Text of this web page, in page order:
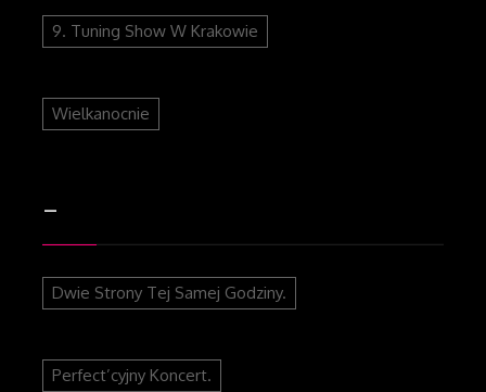
9. Tuning Show W Krakowie
Wielkanocnie
–
Dwie Strony Tej Samej Godziny.
Perfect’cyjny Koncert.